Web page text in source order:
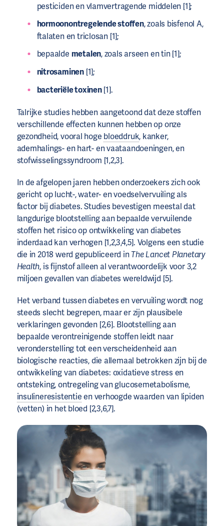
pesticiden en vlamvertragende middelen [1];
hormoonontregelende stoffen, zoals bisfenol A,
ftalaten en triclosan [1];
bepaalde metalen, zoals arseen en tin [1];
nitrosaminen[1];
bacteriële toxinen[1].
Talrijke studies hebben aangetoond dat deze stoffen
verschillende effecten kunnen hebben op onze
gezondheid, vooral hoge bloeddruk, kanker,
ademhalings- en hart- en vaataandoeningen, en
stofwisselingssyndroom [1,2,3].
In de afgelopen jaren hebben onderzoekers zich ook
gericht op lucht-, water- en voedselvervuiling als
factor bij diabetes. Studies bevestigen meestal dat
langdurige blootstelling aan bepaalde vervuilende
stoffen het risico op ontwikkeling van diabetes
inderdaad kan verhogen [1,2,3,4,5]. Volgens een studie
die in 2018 werd gepubliceerd inThe Lancet Planetary
Health, is fijnstof alleen al verantwoordelijk voor 3,2
miljoen gevallen van diabetes wereldwijd [5].
Het verband tussen diabetes en vervuiling wordt nog
steeds slecht begrepen, maar er zijn plausibele
verklaringen gevonden [2,6]. Blootstelling aan
bepaalde verontreinigende stoffen leidt naar
veronderstelling tot een verscheidenheid aan
biologische reacties, die allemaal betrokken zijn bij de
ontwikkeling van diabetes: oxidatieve stress en
ontsteking, ontregeling van glucosemetabolisme,
insulineresistentieen verhoogde waarden van lipiden
(vetten) in het bloed [2,3,6,7].